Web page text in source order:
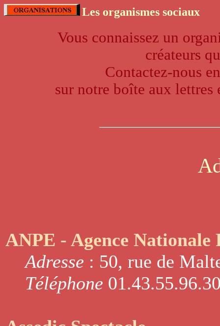
Les organismes sociaux
Vous connaissez un
créateurs
Contactez-nous
sur notre boîte aux
ANPE - Agence
Adresse : 50, rue de
Téléphone